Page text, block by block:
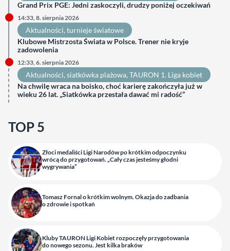
Grand Prix PGE: Jedni zaskoczyli, drudzy poniżej oczekiwań
14:33, 8. sierpnia 2026
Aktualności, turnieje światowe
Klubowe Mistrzosta Świata w Polsce. Trener nie kryje
zadowolenia
12:33, 6. sierpnia 2026
Aktualności, siatkówka plażowa, TAURON 1. Liga kobiet
Na chwilę wraca na boisko, choć karierę zakończyła już w
wieku 26 lat. „Siatkówka przestała dawać mi radość”
TOP 5
Złoci medaliści Ligi Narodów po krótkim odpoczynku
wrócą do przygotowań. „Cały czas jesteśmy głodni
wygrywania”
Tomasz Fornal o krótkim wolnym. Okazja do zadbania
o zdrowie i spotkań
Kluby TAURON Ligi Kobiet rozpoczęły przygotowania
do nowego sezonu. Jest kilka braków